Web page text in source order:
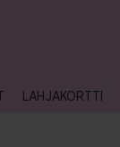
LAHJAKORTTI